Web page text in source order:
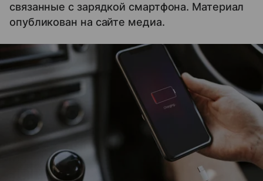
связанные с зарядкой смартфона. Материал
опубликован на сайте медиа.